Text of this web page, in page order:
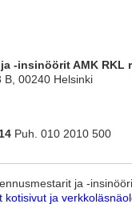
-insinöörit AMK RKL
B, 00240 Helsinki
Puh. 010 2010 500
ja -
kotisivut ja